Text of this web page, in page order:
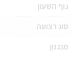
גוף השעון
סוג רצועה
מנגנון